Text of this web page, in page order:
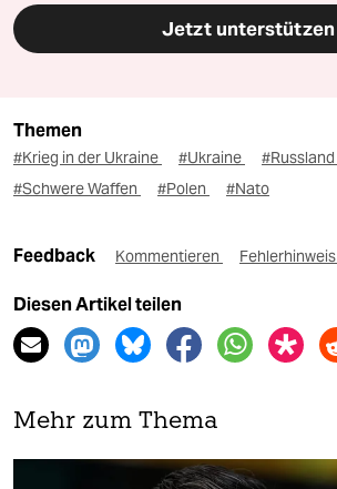
Jetzt unterstützen
Themen
#Krieg in der Ukraine #Ukraine #Russland
#Schwere Waffen
#Polen #Nato
Feedback Kommentieren Fehlerhinweis
Diesen Artikel teilen
Mehr zum Thema